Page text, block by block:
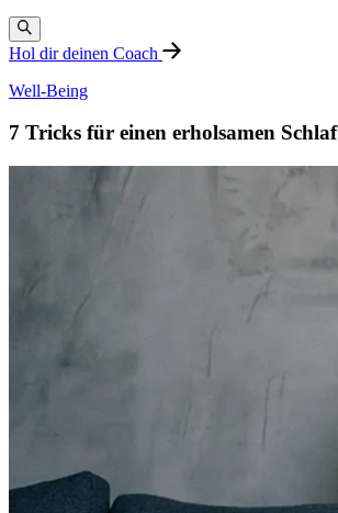
Hol dir deinen Coach
Well-Being
7 Tricks für einen erholsamen Schlaf